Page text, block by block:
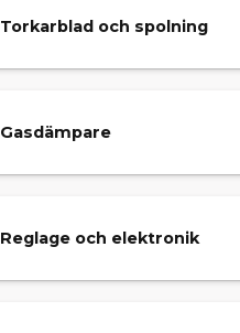
Torkarblad och spolning
Gasdämpare
Reglage och elektronik